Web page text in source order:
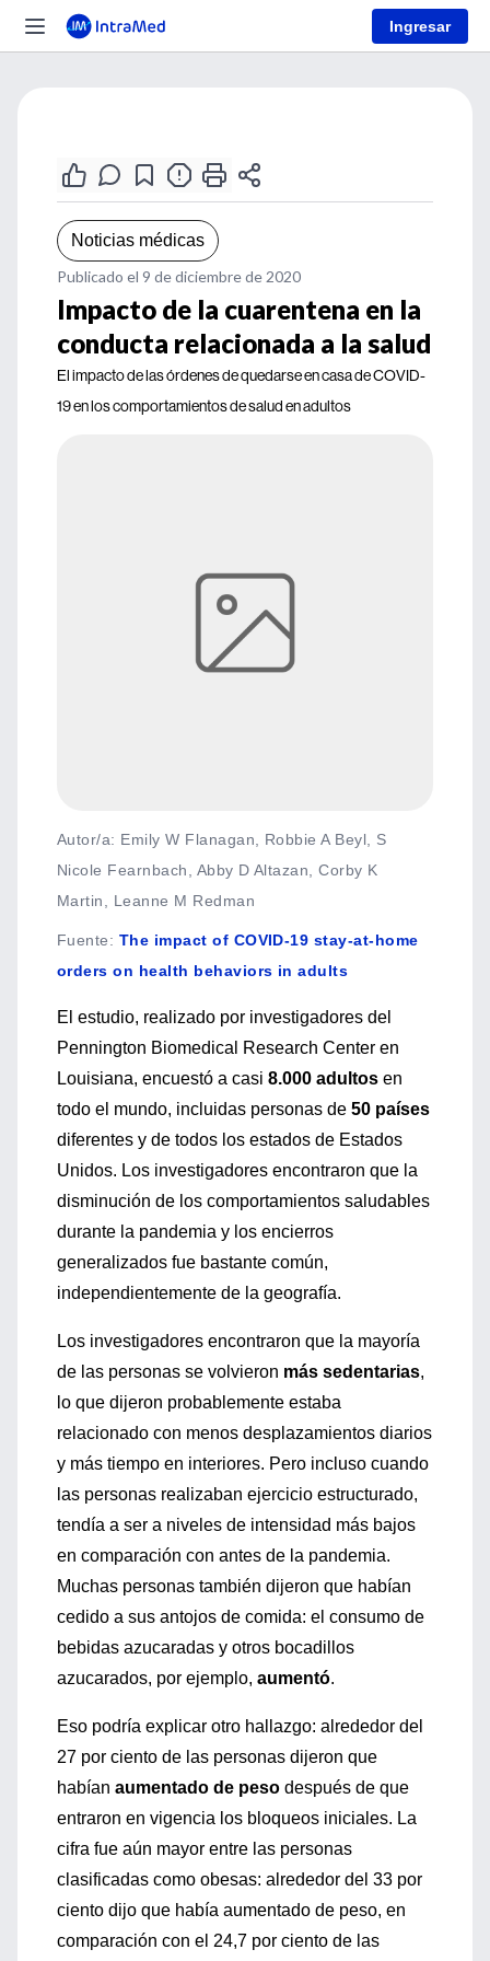
Ingresar
Noticias médicas
Publicado el 9 de diciembre de 2020
Impacto de la cuarentena en la
conducta relacionada a la salud
El impacto de las órdenes de quedarse en casa de COVID-
19 en los comportamientos de salud en adultos
Autor/a: Emily W Flanagan, Robbie A Beyl, S
Nicole Fearnbach, Abby D Altazan, Corby K
Martin, Leanne M Redman
Fuente: The impact of COVID-19 stay-at-home
orders on health behaviors in adults
El estudio, realizado por investigadores del
Pennington Biomedical Research Center en
Louisiana, encuestó a casi 8.000 adultos en
todo el mundo, incluidas personas de 50 países
diferentes y de todos los estados de Estados
Unidos. Los investigadores encontraron que la
disminución de los comportamientos saludables
durante la pandemia y los encierros
generalizados fue bastante común,
independientemente de la geografía.
Los investigadores encontraron que la mayoría
de las personas se volvieron más sedentarias,
lo que dijeron probablemente estaba
relacionado con menos desplazamientos diarios
y más tiempo en interiores. Pero incluso cuando
las personas realizaban ejercicio estructurado,
tendía a ser a niveles de intensidad más bajos
en comparación con antes de la pandemia.
Muchas personas también dijeron que habían
cedido a sus antojos de comida: el consumo de
bebidas azucaradas y otros bocadillos
azucarados, por ejemplo, aumentó.
Eso podría explicar otro hallazgo: alrededor del
27 por ciento de las personas dijeron que
habían aumentado de peso después de que
entraron en vigencia los bloqueos iniciales. La
cifra fue aún mayor entre las personas
clasificadas como obesas: alrededor del 33 por
ciento dijo que había aumentado de peso, en
comparación con el 24,7 por ciento de las